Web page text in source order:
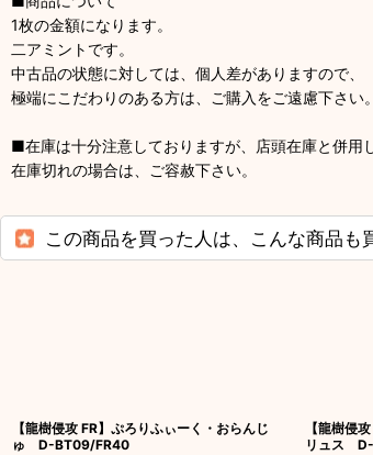
1枚の金額になります。
二アミントです。
中古品の状態に対しては、個人差がありますので、
極端にこだわりのある方は、ご購入をご遠慮下さい。
■在庫は十分注意しておりますが、店頭在庫と併用
在庫切れの場合は、ご容赦下さい。
この商品を買った人は、こんな商品も
【龍樹侵攻 FR】ぷろりふぃーく・おらんじ
ゅ D-BT09/FR40
【龍樹侵
リュス